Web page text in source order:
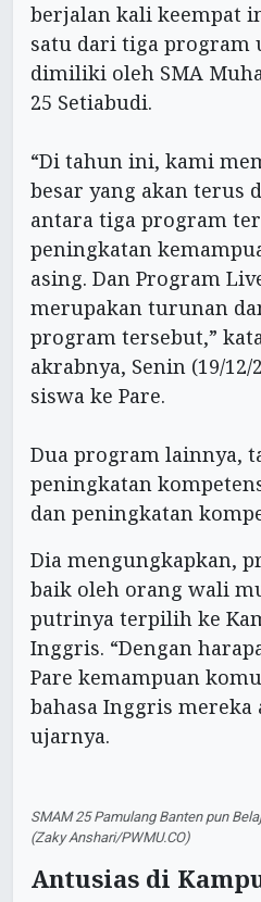
berjalan kali keempat
satu dari tiga program
dimiliki oleh SMA
25 Setiabudi.
“Di tahun ini, kami
besar yang akan terus
antara tiga program
peningkatan
asing. Dan Program
merupakan turunan
program tersebut,”
akrabnya, Senin (19/12/
siswa ke Pare.
Dua program lainnya,
peningkatan
dan peningkatan
Dia mengungkapkan,
baik oleh orang wali
putrinya terpilih ke
Inggris. “Dengan
Pare kemampuan
bahasa Inggris mereka
ujarnya.
SMAM 25 Pamulang Banten pun
(Zaky Anshari/PWMU.CO)
Antusias di